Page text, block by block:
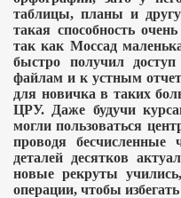
таблицы, планы и
такая способность
так как Моссад
быстро получил
файлам и к устным
для новичка в таких
ЦРУ. Даже будучи
могли пользоваться
проводя
деталей десятков
новые рекруты
операции, чтобы